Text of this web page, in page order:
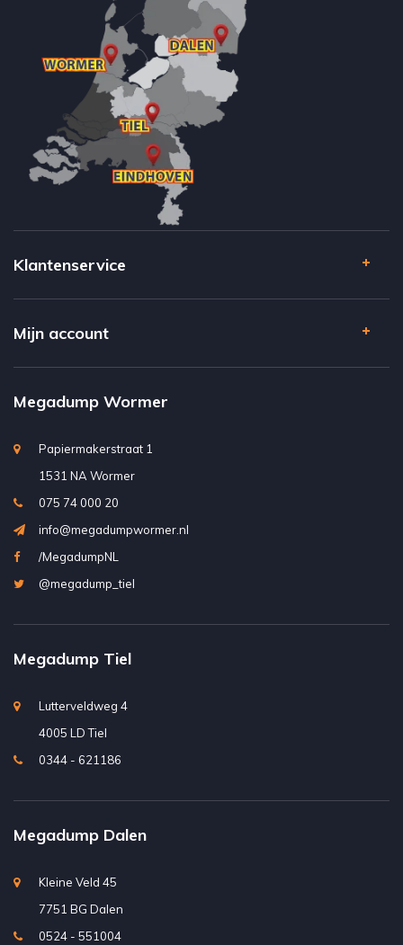
Klantenservice
Mijn account
Megadump Wormer
Papiermakerstraat 1
1531 NA Wormer
075 74 000 20
info@megadumpwormer.nl
/MegadumpNL
@megadump_tiel
Megadump Tiel
Lutterveldweg 4
4005 LD Tiel
0344 - 621186
Megadump Dalen
Kleine Veld 45
7751 BG Dalen
0524 - 551004